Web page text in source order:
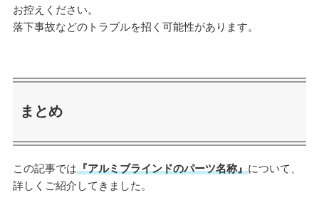
お控えください。
落下事故などのトラブルを招く可能性があります。
まとめ
この記事では『アルミブラインドのパーツ名称』について、
詳しくご紹介してきました。